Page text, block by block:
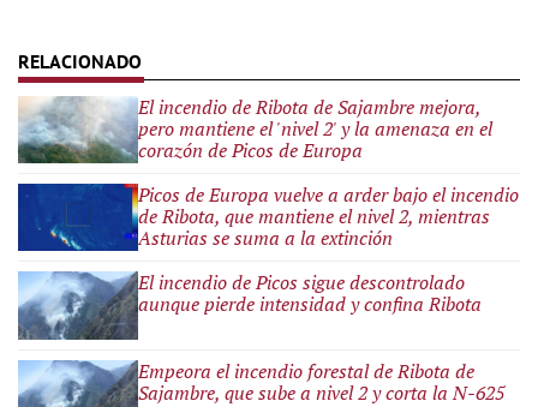
El incendio de Ribota de Sajambre mejora,
pero mantiene el 'nivel 2' y la amenaza en el
corazón de Picos de Europa
Picos de Europa vuelve a arder bajo el incendio
de Ribota, que mantiene el nivel 2, mientras
Asturias se suma a la extinción
El incendio de Picos sigue descontrolado
aunque pierde intensidad y confina Ribota
Empeora el incendio forestal de Ribota de
Sajambre, que sube a nivel 2 y corta la N-625